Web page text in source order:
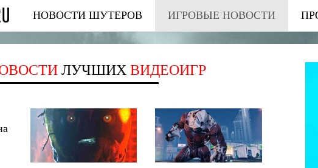
НОВОСТИ ШУТЕРОВ ИГРОВЫЕ НОВОСТИ
ЛУЧШИХ ВИДЕОИГР